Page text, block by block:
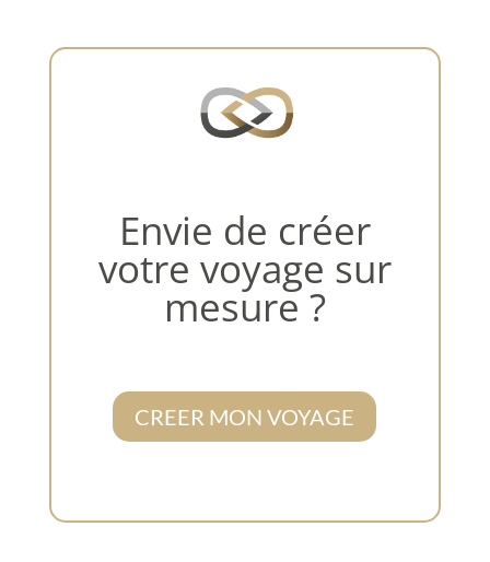
Envie de créer
votre voyage sur
mesure ?
CREER MON VOYAGE